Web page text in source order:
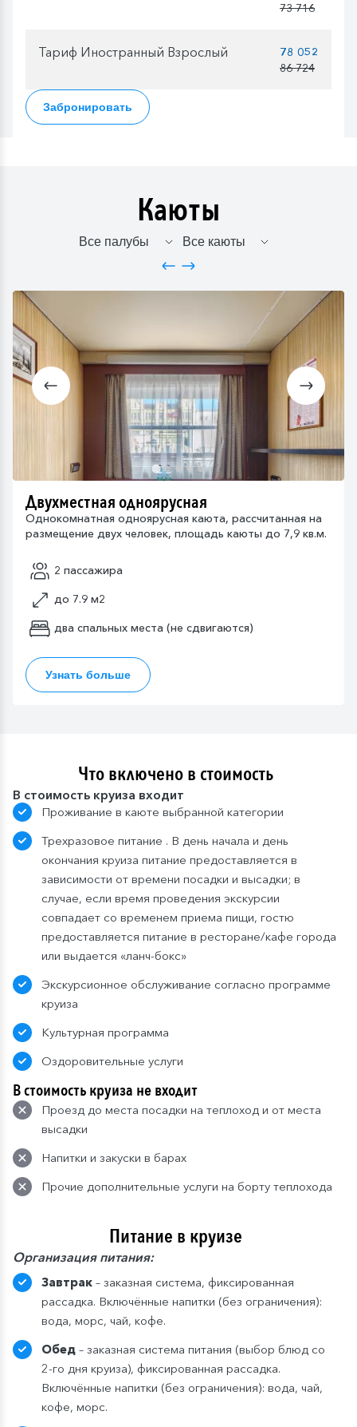
73 716
Тариф Иностранный Взрослый
78 052
86 724
Забронировать
Каюты
Двухместная одноярусная
Однокомнатная одноярусная каюта, рассчитанная на
размещение двух человек, площадь каюты до 7,9 кв.м.
2 пассажира
до 7.9 м2
два спальных места (не сдвигаются)
Узнать больше
Что включено в стоимость
В стоимость круиза входит
Проживание в каюте выбранной категории
Трехразовое питание . В день начала и день
окончания круиза питание предоставляется в
зависимости от времени посадки и высадки; в
случае, если время проведения экскурсии
совпадает со временем приема пищи, гостю
предоставляется питание в ресторане/кафе города
или выдается «ланч-бокс»
Экскурсионное обслуживание согласно программе
круиза
Культурная программа
Оздоровительные услуги
В стоимость круиза не входит
Проезд до места посадки на теплоход и от места
высадки
Напитки и закуски в барах
Прочие дополнительные услуги на борту теплохода
Питание в круизе
Организация питания:
Завтрак – заказная система, фиксированная
рассадка. Включённые напитки (без ограничения):
вода, морс, чай, кофе.
Обед – заказная система питания (выбор блюд со
2-го дня круиза), фиксированная рассадка.
Включённые напитки (без ограничения): вода, чай,
кофе, морс.